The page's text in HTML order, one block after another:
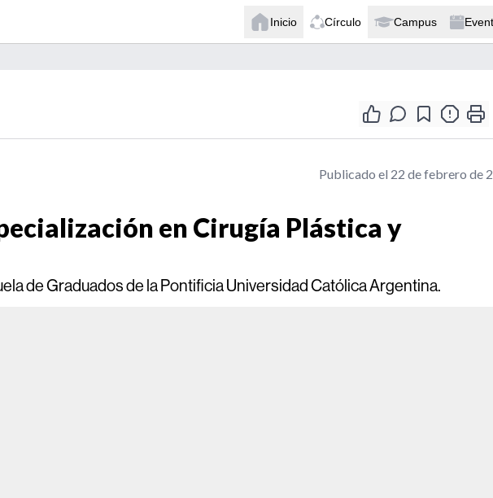
Inicio Círculo Campus
Publicado el 22 de febrero de
en Cirugía Plástica y
de Graduados de la Pontificia Universidad Católica Argentina.